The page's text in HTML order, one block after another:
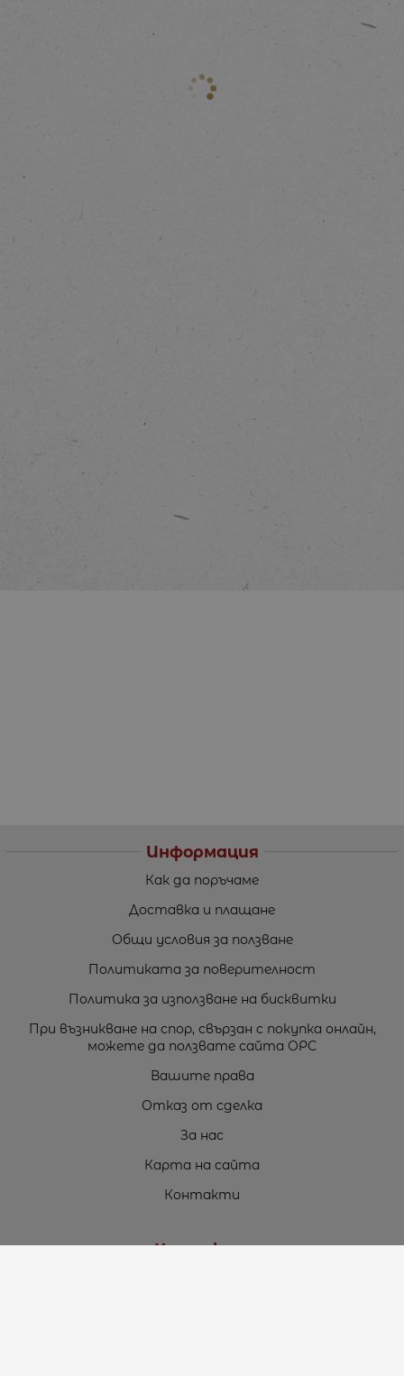
Информация
Как да поръчаме
Доставка и плащане
Общи условия за ползване
Политиката за поверителност
Политика за използване на бисквитки
При възникване на спор, свързан с покупка онлайн,
можете да ползвате сайта ОРС
Вашите права
Отказ от сделка
За нас
Карта на сайта
Контакти
Контакти